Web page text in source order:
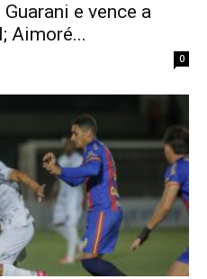
e vence a
Aimoré...
0